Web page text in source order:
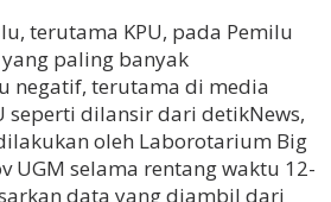
terutama KPU, pada Pemilu
paling banyak
negatif, terutama di media
seperti dilansir dari detikNews,
oleh Laborotarium Big
UGM selama rentang waktu 12-
data yang diambil dari